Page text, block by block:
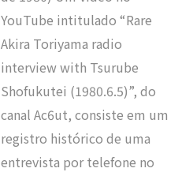
YouTube intitulado “Rare
Akira Toriyama radio
interview with Tsurube
Shofukutei (1980.6.5)”, do
canal Ac6ut, consiste em um
registro histórico de uma
entrevista por telefone no